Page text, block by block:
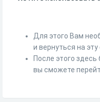
Для этого Вам
и вернуться на эту
После этого
вы сможете